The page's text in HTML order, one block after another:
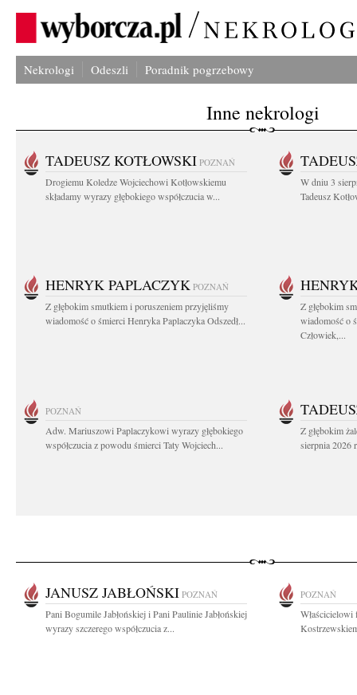
Nekrologi Odeszli Poradnik pogrzebowy
Inne nekrologi
TADEUSZ KOTŁOWSKI POZNAŃ
Drogiemu Koledze Wojciechowi Kotłowskiemu
składamy wyrazy głębokiego współczucia w...
W dniu 3
Tadeusz
HENRYK PAPLACZYK POZNAŃ
Z głębokim smutkiem i poruszeniem przyjęliśmy
wiadomość o śmierci Henryka Paplaczyka Odszedł...
Z głębokim
wiadomość o
Człowiek,...
POZNAŃ
Adw. Mariuszowi Paplaczykowi wyrazy głębokiego
współczucia z powodu śmierci Taty Wojciech...
Z głębokim
sierpnia 2026
JANUSZ JABŁOŃSKI POZNAŃ
Pani Bogumile Jabłońskiej i Pani Paulinie Jabłońskiej
wyrazy szczerego współczucia z...
POZNAŃ